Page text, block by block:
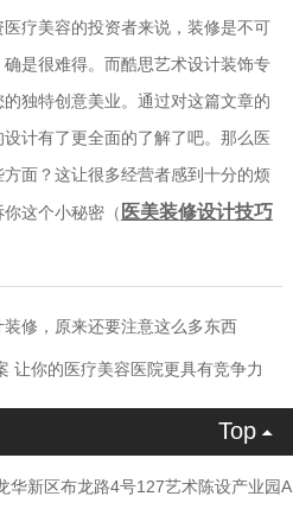
疗美容的投资者来说，装修是不可
是很难得。而酷思艺术设计装饰专
独特创意美业。 通过对这篇文章的
计有了更全面的了解了吧。那么医
面？这让很多经营者感到十分的烦
这个小秘密（ 医美装修设计技巧
修，原来还要注意这么多东西
让你的医疗美容医院更具有竞争力
Top
新区布龙路4号127艺术陈设产业园A